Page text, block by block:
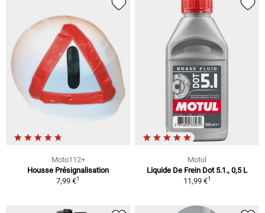
Moto112+
Housse Présignalisation
7,99 €1
Motul
Liquide De Frein Dot 5.1., 0,5 L
11,99 €1